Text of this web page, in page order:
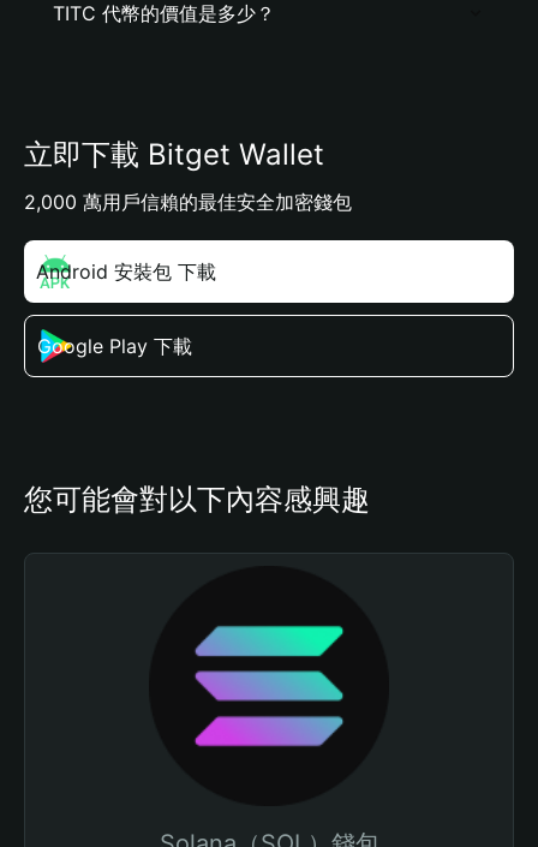
TITC 代幣的價值是多少？
立即下載 Bitget Wallet
2,000 萬用戶信賴的最佳安全加密錢包
Android 安裝包 下載
Google Play 下載
您可能會對以下內容感興趣